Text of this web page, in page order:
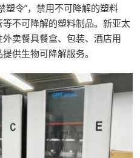
塑令”，禁用不可降解的塑料
不可降解的塑料制品。新亚太
卖餐具餐盒、包装、酒店用
供生物可降解服务。